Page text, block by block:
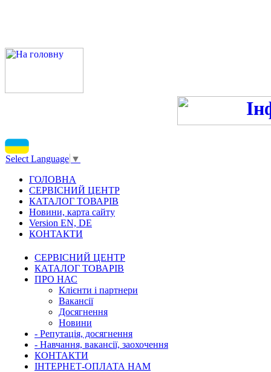
Select Language ▼
ГОЛОВНА
СЕРВІСНИЙ ЦЕНТР
КАТАЛОГ ТОВАРІВ
Новини, карта сайту
Version EN, DE
КОНТАКТИ
СЕРВІСНИЙ ЦЕНТР
КАТАЛОГ ТОВАРІВ
ПРО НАС
Клієнти і партнери
Вакансії
Досягнення
Новини
- Репутація, досягнення
- Навчання, вакансії, заохочення
КОНТАКТИ
ІНТЕРНЕТ-ОПЛАТА НАМ